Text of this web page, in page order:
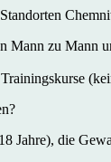
Mann zu Mann
Jahre), die